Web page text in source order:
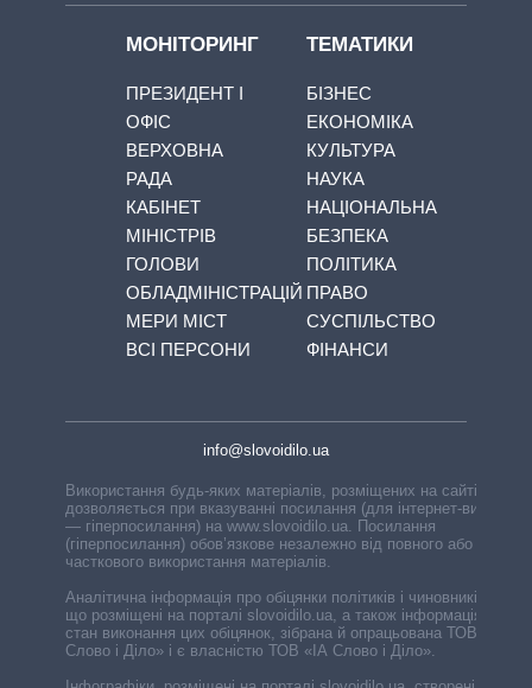
МОНІТОРИНГ
ПРЕЗИДЕНТ І
ОФІС
ВЕРХОВНА
РАДА
КАБІНЕТ
МІНІСТРІВ
ГОЛОВИ
ОБЛАДМІНІСТРАЦІЙ
МЕРИ МІСТ
ВСІ ПЕРСОНИ
ТЕМАТИКИ
БІЗНЕС
ЕКОНОМІКА
КУЛЬТУРА
НАУКА
НАЦІОНАЛЬНА
БЕЗПЕКА
ПОЛІТИКА
ПРАВО
СУСПІЛЬСТВО
ФІНАНСИ
info@slovoidilo.ua
Використання будь-яких матеріалів, розміщених на сайті,
дозволяється при вказуванні посилання (для інтернет-видань
— гіперпосилання) на www.slovoidilo.ua. Посилання
(гіперпосилання) обов’язкове незалежно від повного або
часткового використання матеріалів.
Аналітична інформація про обіцянки політиків і чиновників,
що розміщені на порталі slovoidilo.ua, а також інформація про
стан виконання цих обіцянок, зібрана й опрацьована ТОВ «ІА
Слово і Діло» і є власністю ТОВ «ІА Слово і Діло».